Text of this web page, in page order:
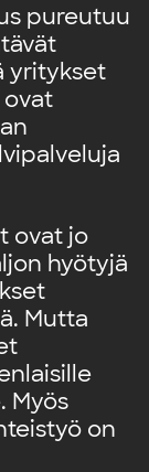
pureutuu
yritykset
ovat
ovat jo
hyötyjä
Mutta
Myös
on